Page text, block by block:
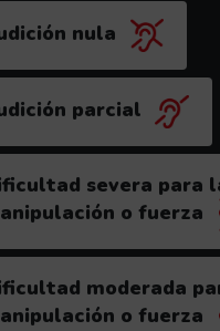
nula
parcial
severa para
o fuerza
moderada
o fuerza